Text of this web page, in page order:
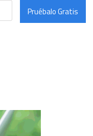
Pruébalo Gratis